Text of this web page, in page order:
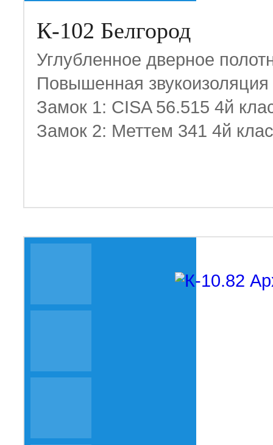
К-102 Белгород
Углубленное дверное
Повышенная звукоизоляция
Замок 1: CISA 56.515 4й
Замок 2: Меттем 341 4й